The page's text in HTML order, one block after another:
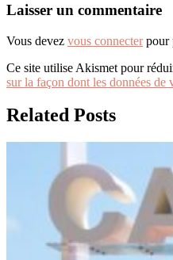
Laisser un commentaire
Vous devez vous connecterpour
Ce site utilise Akismet pour
sur la façon dont les données de
Related Posts